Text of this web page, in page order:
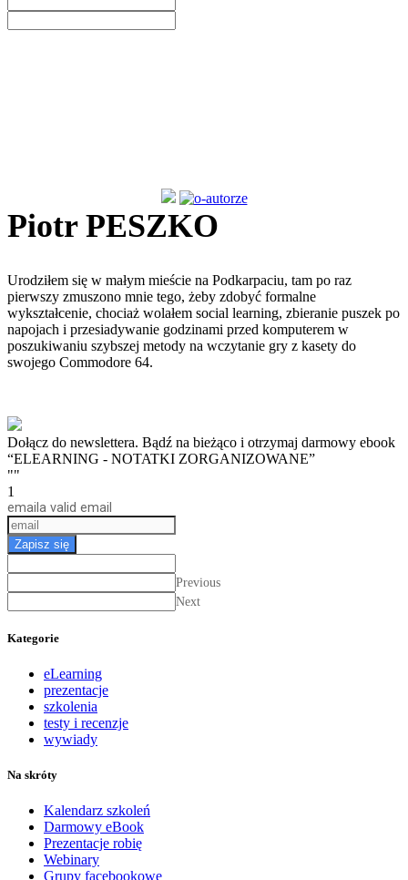
Piotr PESZKO
Urodziłem się w małym mieście na Podkarpaciu, tam po raz
pierwszy zmuszono mnie tego, żeby zdobyć formalne
wykształcenie, chociaż wolałem social learning, zbieranie puszek po
napojach i przesiadywanie godzinami przed komputerem w
poszukiwaniu szybszej metody na wczytanie gry z kasety do
swojego Commodore 64.
Dołącz do newslettera. Bądź na bieżąco i otrzymaj darmowy ebook
“ELEARNING - NOTATKI ZORGANIZOWANE”
""
1
email a valid email
Zapisz się
Previous
Next
Kategorie
eLearning
prezentacje
szkolenia
testy i recenzje
wywiady
Na skróty
Kalendarz szkoleń
Darmowy eBook
Prezentacje robię
Webinary
Grupy facebookowe